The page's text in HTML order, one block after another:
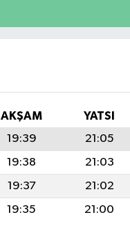
AKŞAM
YATSI
19:39
21:05
19:38
21:03
19:37
21:02
19:35 21:00